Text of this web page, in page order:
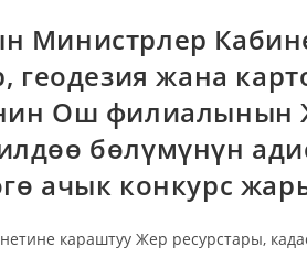
Министрлер
геодезия жана
Ош филиалынын
бөлүмүнүн
ачык конкурс
караштуу Жер ресурстары,